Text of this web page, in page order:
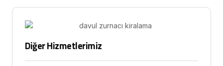
Diğer Hizmetlerimiz